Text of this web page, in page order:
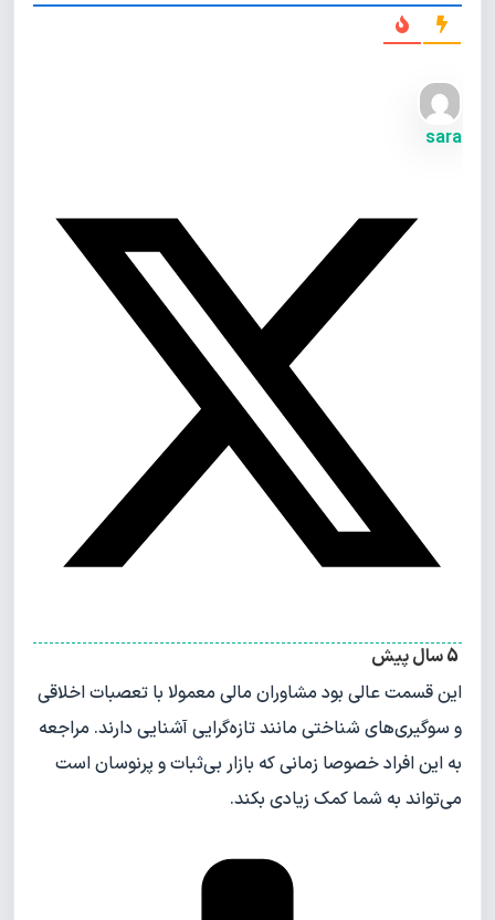
sara
این قسمت عالی بود مشاوران مالی معمولا با تعصبات اخلاقی
و سوگیری‌های شناختی مانند تازه‌گرایی آشنایی دارند. مراجعه
به این افراد خصوصا زمانی که بازار بی‌ثبات و پرنوسان است
می‌تواند به شما کمک زیادی بکند.